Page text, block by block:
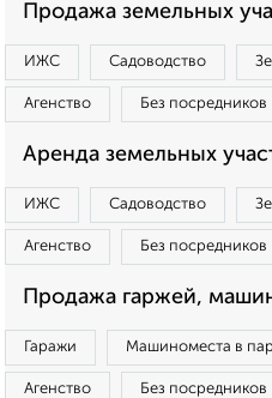
Продажа земельных
ИЖС Садоводство
Агенство Без посредников
Аренда земельных
ИЖС Садоводство
Агенство Без посредников
Продажа гаржей,
Гаражи Машиноместа в
Агенство Без посредников